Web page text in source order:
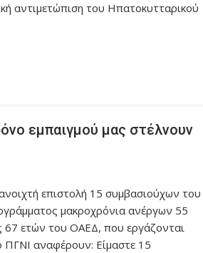
αντιμετώπιση του Ηπατοκυτταρικού
εμπαιγμού μας στέλνουν
επιστολή 15 συμβασιούχων του
μακροχρόνια ανέργων 55
67 ετών του ΟΑΕΔ, που εργάζονται
ΠΓΝΙ αναφέρουν: Είμαστε 15